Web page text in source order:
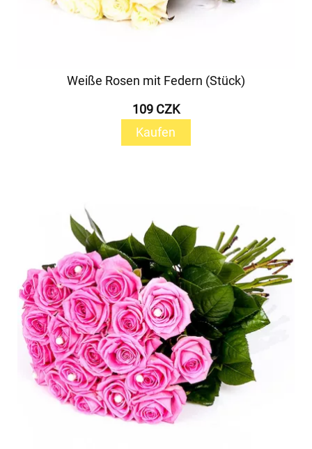
Weiße Rosen mit Federn (Stück)
109 CZK
Kaufen